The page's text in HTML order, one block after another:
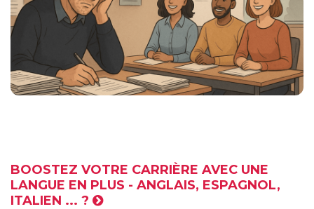
BOOSTEZ VOTRE CARRIÈRE AVEC UNE
LANGUE EN PLUS - ANGLAIS, ESPAGNOL,
ITALIEN ... ?